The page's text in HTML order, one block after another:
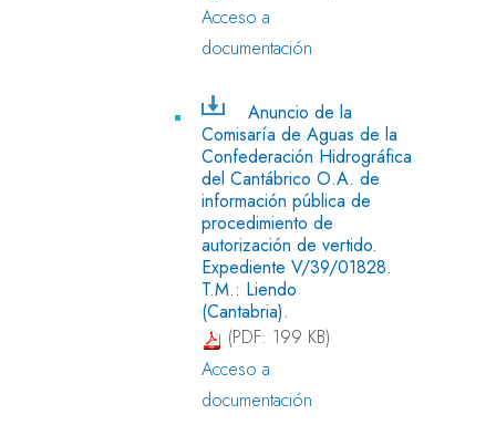
Acceso a
documentación
Anuncio de la
Comisaría de Aguas de la
Confederación Hidrográfica
del Cantábrico O.A. de
información pública de
procedimiento de
autorización de vertido.
Expediente V/39/01828.
T.M.: Liendo
(Cantabria).
(PDF: 199 KB)
Acceso a
documentación